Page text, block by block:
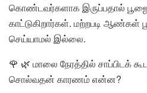
கொண்டவர்களாக இருப்பதால் பூஜை,
காட்டுகிறார்கள். மற்றபடி
செய்யாமல் இல்லை.
🌹 🌿 மாலை நேரத்தில் சாப்பிடக்
சொல்வதன் காரணம் என்ன?